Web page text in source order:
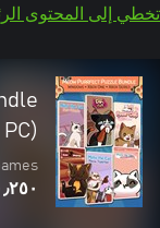
تخطي إلى المحتوى